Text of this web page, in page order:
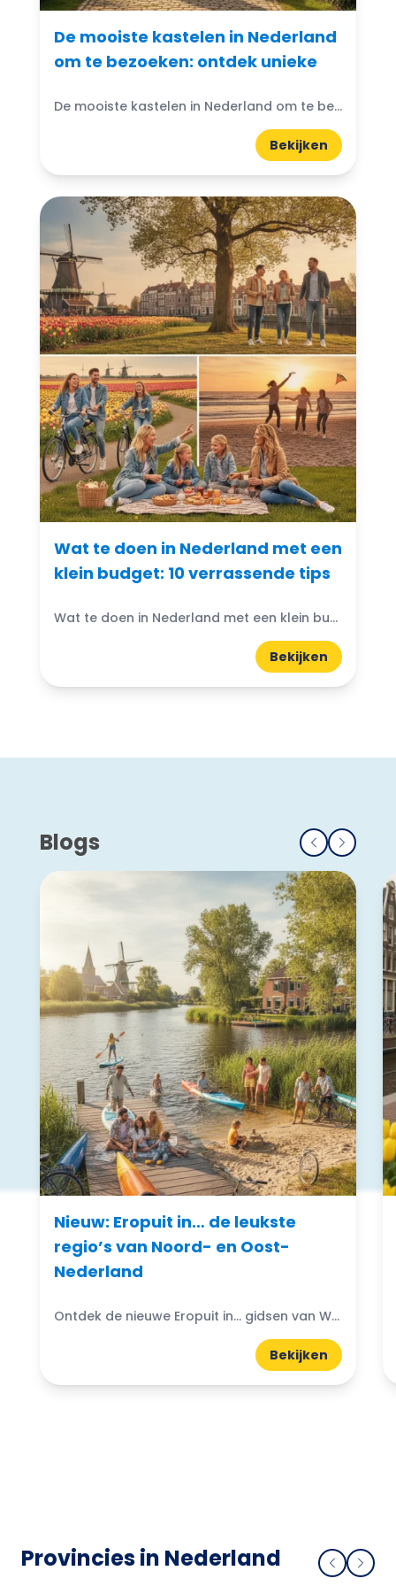
De mooiste kastelen in Nederland
om te bezoeken: ontdek unieke
De mooiste kastelen in Nederland om te bezoeken: Denk je ooit aan de magische wereld van kastelen? Nederland heeft prachtige kastelen die wachten om ontdekt te worden. Van imposante torens...
Bekijken
Wat te doen in Nederland met een
klein budget: 10 verrassende tips
Wat te doen in Nederland met een klein budget? Gelukkig zijn er volop budgetvriendelijke uitjes te vinden! Of je nu houdt van de natuur, cultuur of avontuur, er is altijd...
Bekijken
Blogs
Nieuw: Eropuit in… de leukste
regio’s van Noord- en Oost-
Nederland
Ontdek de nieuwe Eropuit in... gidsen van WattedoenVandaag. Compacte A5-gidsen boordevol uitjes, natuur, horeca en tips uit de regio.
Bekijken
Provincies in Nederland